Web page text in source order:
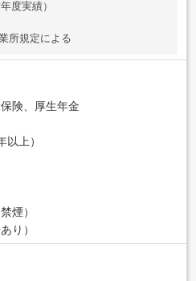
度実績）
所規定による
険、厚生年金
以上）
煙）
り）